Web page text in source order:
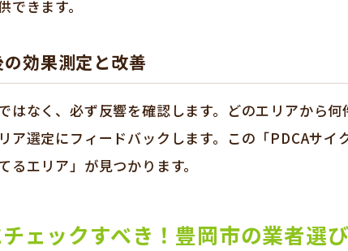
きます。
効果測定と改善
はなく、必ず反響を確認します。どのエリアから
ア選定にフィードバックします。この「PDCAサイ
るエリア」が見つかります。
ェックすべき！豊岡市の業者選